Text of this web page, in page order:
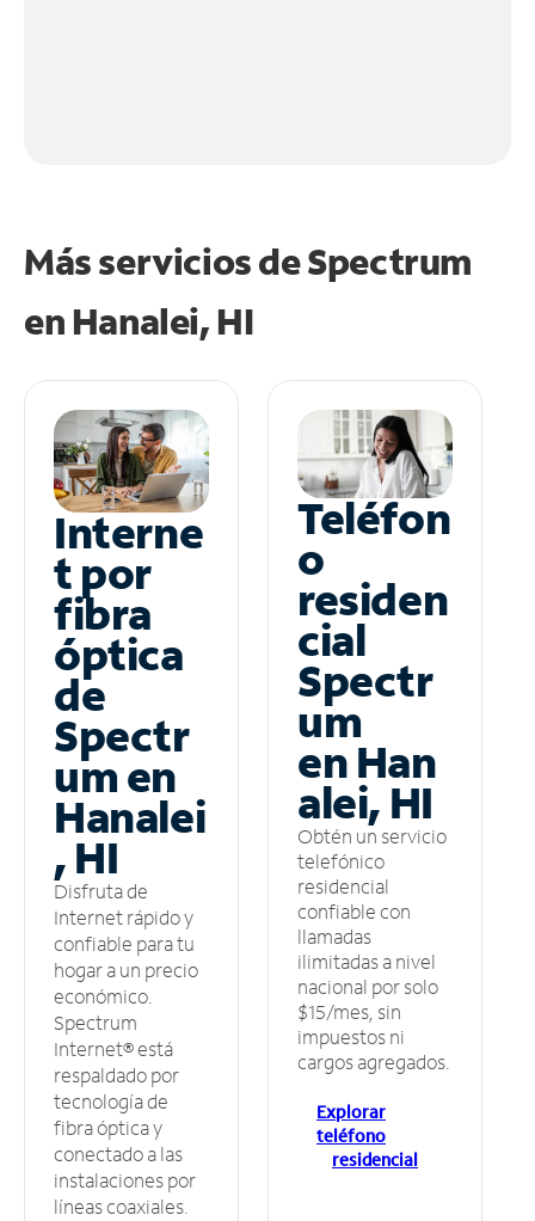
Más servicios de Spectrum
en Hanalei, HI
Interne
t por
fibra
óptica
de
Spectr
um en
Hanalei
, HI
Disfruta de
Internet rápido y
confiable para tu
hogar a un precio
económico.
Spectrum
Internet® está
respaldado por
tecnología de
fibra óptica y
conectado a las
instalaciones por
líneas coaxiales.
Teléfon
o
residen
cial
Spectr
um
en Han
alei, HI
Obtén un servicio
telefónico
residencial
confiable con
llamadas
ilimitadas a nivel
nacional por solo
$15/mes, sin
impuestos ni
cargos agregados.
Explorar
teléfono
residencial